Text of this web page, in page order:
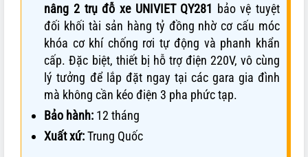
nâng 2 trụ đỗ xe UNIVIET QY281 bảo vệ tuyệt
đối khối tài sản hàng tỷ đồng nhờ cơ cấu móc
khóa cơ khí chống rơi tự động và phanh khẩn
cấp. Đặc biệt, thiết bị hỗ trợ điện 220V, vô cùng
lý tưởng để lắp đặt ngay tại các gara gia đình
mà không cần kéo điện 3 pha phức tạp.
Bảo hành: 12 tháng
Xuất xứ:Trung Quốc